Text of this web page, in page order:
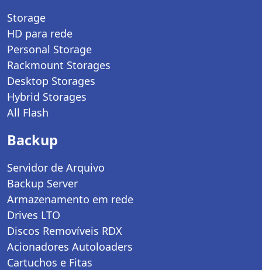
Storage
HD para rede
Personal Storage
Rackmount Storages
Desktop Storages
Hybrid Storages
All Flash
Backup
Servidor de Arquivo
Backup Server
Armazenamento em rede
Drives LTO
Discos Removíveis RDX
Acionadores Autoloaders
Cartuchos e Fitas